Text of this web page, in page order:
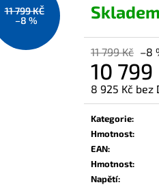
Skladem
11 799 Kč –8
10 799
8 925 Kč bez
Měrná
cena:
Kategorie:
Hmotnost:
EAN:
Hmotnost:
Napětí:
11 799 KČ
–8 %